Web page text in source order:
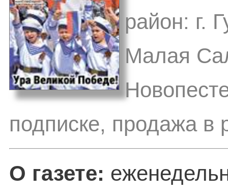
район: г.
Малая
подписке, продажа в
О газете: